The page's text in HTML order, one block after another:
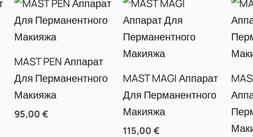
MAST PEN Аппарат
Для Перманентного
Макияжа
95,00€
MAST MAGI Аппарат
Для Перманентного
Макияжа
115,00 €